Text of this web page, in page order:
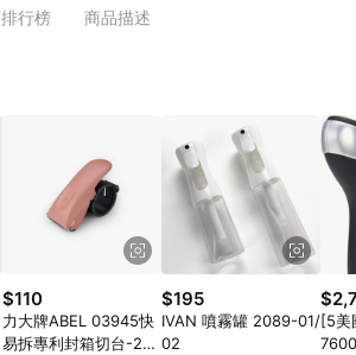
頭/拍立得 [2024/6/1起適用] -內接硬
贈點回饋者 - 購物中心商店之商品：商
費/購物金/超贈點/福利金/紅利折抵/折
大宗採購或批發轉賣不具回饋資格： 如
採購、批發轉賣而非最終消費使用者，
心之認定為準
行榜 商品描述
$110
力大牌ABEL 03945快
易拆專利封箱切台-2
$195
IVAN 噴霧罐 2089-01/
02
[5美